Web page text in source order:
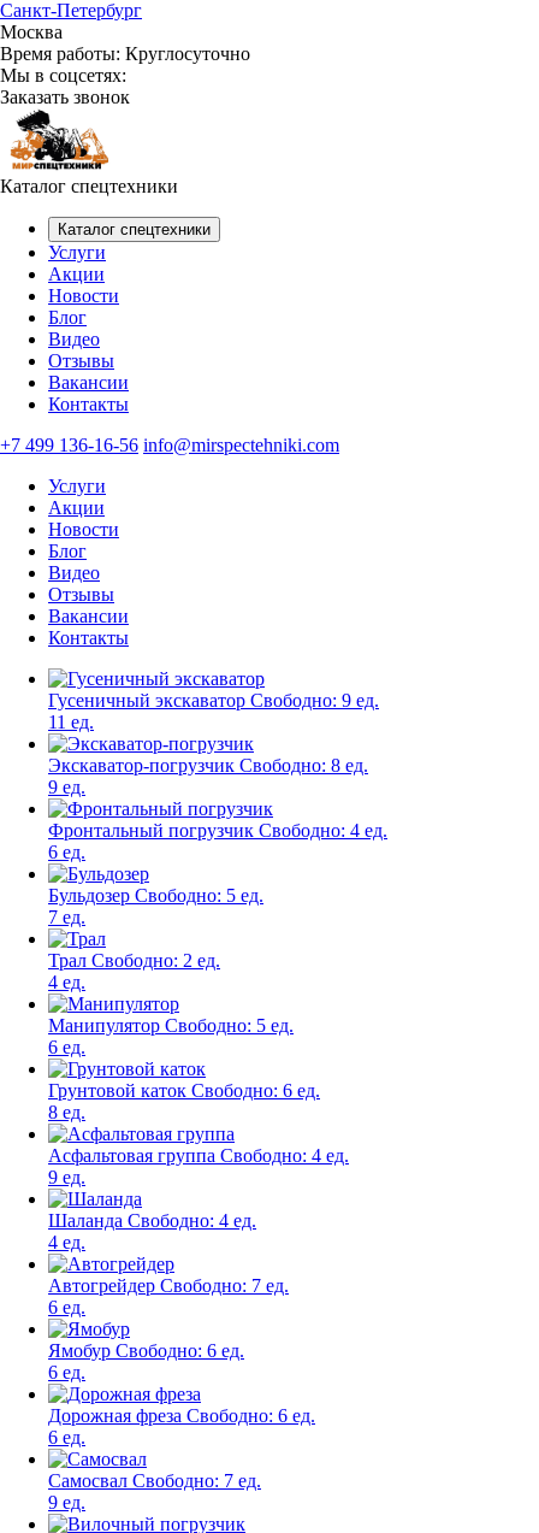
Санкт-Петербург
Москва
Время работы: Круглосуточно
Мы в соцсетях:
Заказать звонок
Каталог спецтехники
Каталог спецтехники
Услуги
Акции
Новости
Блог
Видео
Отзывы
Вакансии
Контакты
+7 499 136-16-56 info@mirspectehniki.com
Услуги
Акции
Новости
Блог
Видео
Отзывы
Вакансии
Контакты
Гусеничный экскаватор Свободно: 9 ед.
11 ед.
Экскаватор-погрузчик Свободно: 8 ед.
9 ед.
Фронтальный погрузчик Свободно: 4 ед.
6 ед.
Бульдозер Свободно: 5 ед.
7 ед.
Трал Свободно: 2 ед.
4 ед.
Манипулятор Свободно: 5 ед.
6 ед.
Грунтовой каток Свободно: 6 ед.
8 ед.
Асфальтовая группа Свободно: 4 ед.
9 ед.
Шаланда Свободно: 4 ед.
4 ед.
Автогрейдер Свободно: 7 ед.
6 ед.
Ямобур Свободно: 6 ед.
6 ед.
Дорожная фреза Свободно: 6 ед.
6 ед.
Самосвал Свободно: 7 ед.
9 ед.